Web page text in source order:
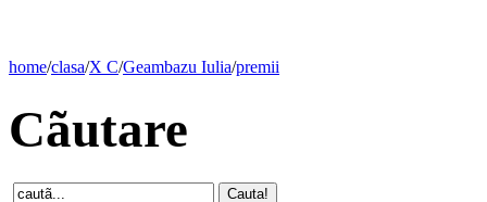
home/clasa/X C/Geambazu Iulia/premii
Cãutare